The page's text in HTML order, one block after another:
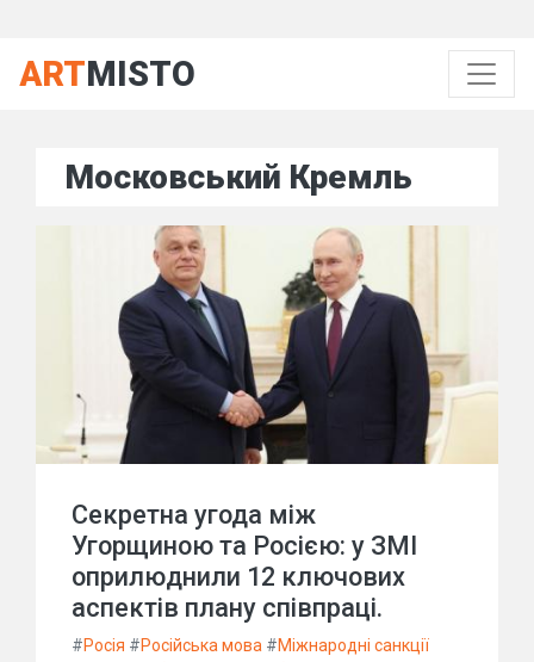
ARTMISTO
Московський Кремль
Секретна угода між
Угорщиною та Росією: у ЗМІ
оприлюднили 12 ключових
аспектів плану співпраці.
#Росія #Російська мова #Міжнародні санкції